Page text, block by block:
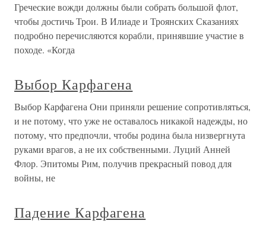
Греческие вожди должны были собрать большой флот,
чтобы достичь Трои. В Илиаде и Троянских Сказаниях
подробно перечисляются корабли, принявшие участие в
походе. «Когда
Выбор Карфагена
Выбор Карфагена Они приняли решение сопротивляться,
и не потому, что уже не оставалось никакой надежды, но
потому, что предпочли, чтобы родина была низвергнута
руками врагов, а не их собственными. Луций Анней
Флор. Эпитомы Рим, получив прекрасный повод для
войны, не
Падение Карфагена